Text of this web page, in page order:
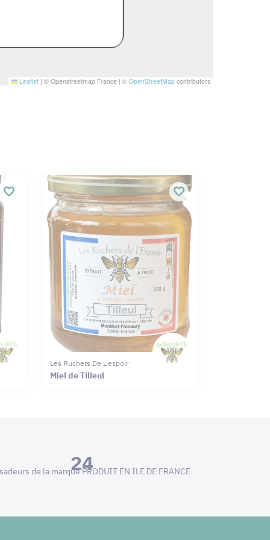
Leaflet | © Openstreetmap France | © OpenStreetMap contributors
Les Ruchers De L'espoir
Miel de Tilleul
24
de la marque PRODUIT EN ILE DE FRANCE